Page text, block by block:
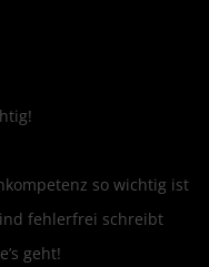
so wichtig ist
fehlerfrei schreibt
geht!